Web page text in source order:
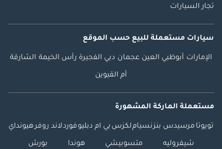
تجار السيارات
سيارات مستعملة للبيع حسب الموقع
الإمارات أبوظبي العين عجمان دبي الفجيرة رأس الخيمة الشارقة
أم القيوين
مستعملة الماركة المشهورة
تويوتا مرسيدس بنزنسياملكزس بي ام دبليوفوردلاند روفرهيونداي
شيفروليه متسوبيشي هوندا بورش